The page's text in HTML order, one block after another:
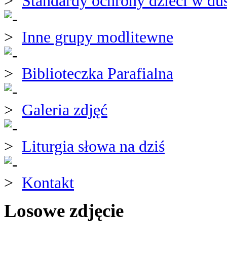
Inne grupy modlitewne
Biblioteczka Parafialna
Galeria zdjęć
Liturgia słowa na dziś
Kontakt
Losowe zdjęcie